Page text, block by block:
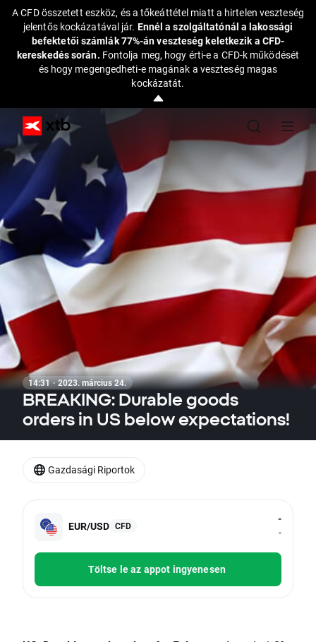
A CFD összetett eszköz, és a tőkeáttétel miatt a hirtelen veszteség
jelentős kockázatával jár. Ennél a szolgáltatónál a lakossági
befektetői számlák 77%-án veszteség keletkezik a CFD-
kereskedés során. Fontolja meg, hogy érti-e a CFD-k működését
és hogy megengedheti-e magának a veszteség magas
kockázatát.
14:31 · 2023. március 24.
BREAKING: Durable goods
orders in US below expectations!
EUR/USD CFD
-
-
Töltse le az appot ingyenesen
Gazdasági Riportok